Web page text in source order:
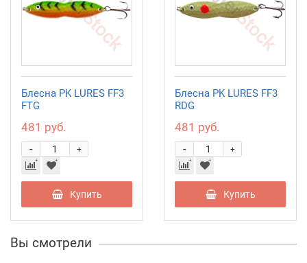
Блесна PK LURES FF3
FTG
481 руб.
+
-
Купить
Блесна PK LURES FF3
RDG
481 руб.
+
-
Купить
Вы смотрели